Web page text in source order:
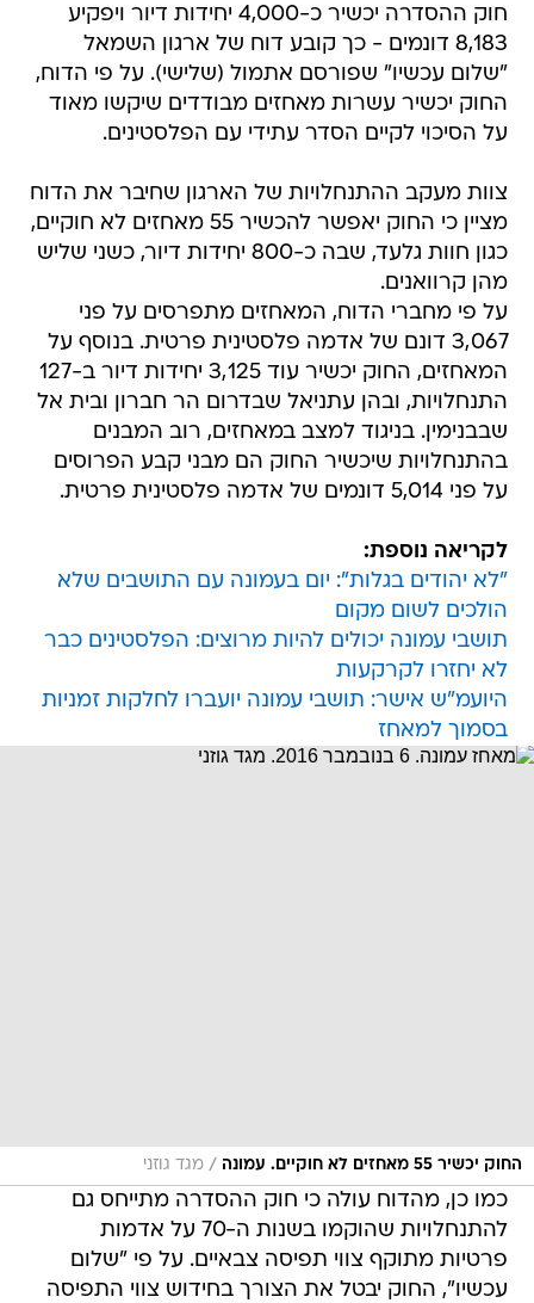
חוק ההסדרה יכשיר כ-4,000 יחידות דיור ויפקיע
8,183 דונמים - כך קובע דוח של ארגון השמאל
"שלום עכשיו" שפורסם אתמול (שלישי). על פי הדוח,
החוק יכשיר עשרות מאחזים מבודדים שיקשו מאוד
על הסיכוי לקיים הסדר עתידי עם הפלסטינים.
צוות מעקב ההתנחלויות של הארגון שחיבר את הדוח
מציין כי החוק יאפשר להכשיר 55 מאחזים לא חוקיים,
כגון חוות גלעד, שבה כ-800 יחידות דיור, כשני שליש
מהן קרוואנים.
על פי מחברי הדוח, המאחזים מתפרסים על פני
3,067 דונם של אדמה פלסטינית פרטית. בנוסף על
המאחזים, החוק יכשיר עוד 3,125 יחידות דיור ב-127
התנחלויות, ובהן עתניאל שבדרום הר חברון ובית אל
שבבנימין. בניגוד למצב במאחזים, רוב המבנים
בהתנחלויות שיכשיר החוק הם מבני קבע הפרוסים
על פני 5,014 דונמים של אדמה פלסטינית פרטית.
לקריאה נוספת:
"לא יהודים בגלות": יום בעמונה עם התושבים שלא
הולכים לשום מקום
תושבי עמונה יכולים להיות מרוצים: הפלסטינים כבר
לא יחזרו לקרקעות
היועמ"ש אישר: תושבי עמונה יועברו לחלקות זמניות
בסמוך למאחז
החוק יכשיר 55 מאחזים לא חוקיים. עמונה / מגד גוזני
כמו כן, מהדוח עולה כי חוק ההסדרה מתייחס גם
להתנחלויות שהוקמו בשנות ה-70 על אדמות
פרטיות מתוקף צווי תפיסה צבאיים. על פי "שלום
עכשיו", החוק יבטל את הצורך בחידוש צווי התפיסה